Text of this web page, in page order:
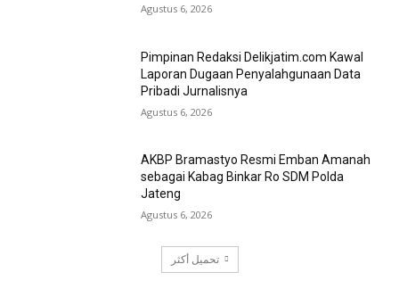
Agustus 6, 2026
Pimpinan Redaksi Delikjatim.com Kawal
Laporan Dugaan Penyalahgunaan Data
Pribadi Jurnalisnya
Agustus 6, 2026
AKBP Bramastyo Resmi Emban Amanah
sebagai Kabag Binkar Ro SDM Polda
Jateng
Agustus 6, 2026
تحميل أكثر